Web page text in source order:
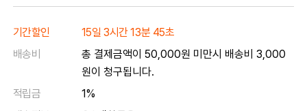
기간할인
15일 3시간 13분 45초
배송비
총 결제금액이 50,000원 미만시 배송비 3,000
원이 청구됩니다.
적립금
1%